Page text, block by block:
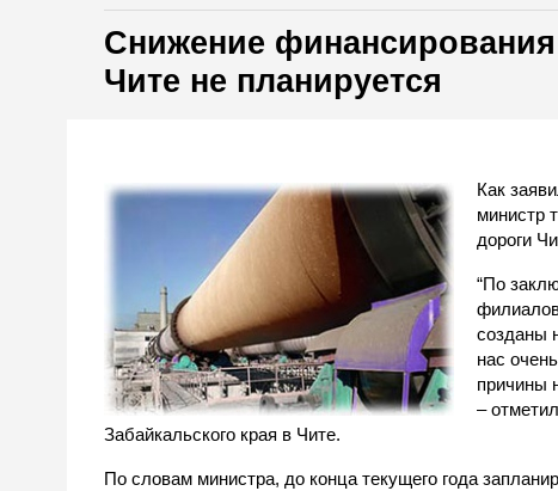
Снижение финансирования
Чите не планируется
Как
министр
дороги
“По
созданы
нас
причины
–
Забайкальского края в Чите.
По словам министра, до конца текущего года